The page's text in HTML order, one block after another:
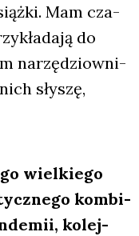
Mam cza­
do
narzę­dziow­ni­
sły­szę,
wiel­kie­go
kom­bi­
kolej­